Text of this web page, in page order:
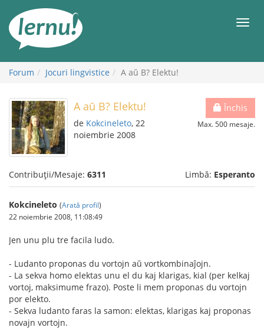
conținut
Forum Jocuri lingvistice A aŭ B? Elektu!
Închis
Max. 500 mesaje.
A aŭ B? Elektu!
de Kokcineleto, 22
noiembrie 2008
Contribuții/Mesaje: 6311 Limbă: Esperanto
Kokcineleto (Arată profil)
22 noiembrie 2008, 11:08:49
Jen unu plu tre facila ludo.
- Ludanto proponas du vortojn aŭ vortkombinaĵojn.
- La sekva homo elektas unu el du kaj klarigas, kial (per kelkaj
vortoj, maksimume frazo). Poste li mem proponas du vortojn
por elekto.
- Sekva ludanto faras la samon: elektas, klarigas kaj proponas
novajn vortojn.